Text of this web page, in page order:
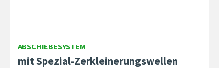
ABSCHIEBESYSTEM
mit Spezial-Zerkleinerungswellen